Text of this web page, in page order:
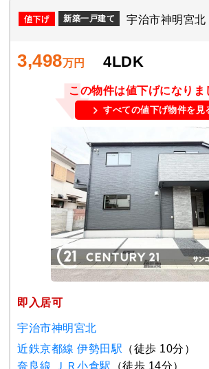
新築一戸建て 宇治市神明宮北
3,498万円 4LDK
この物件は値下げになりま
すべての値下げ物件を見
即入居可
宇治市神明宮北
近鉄京都線 伊勢田駅 （徒歩 10分）
奈良線 ＪＲ小倉駅
（徒歩 14分）